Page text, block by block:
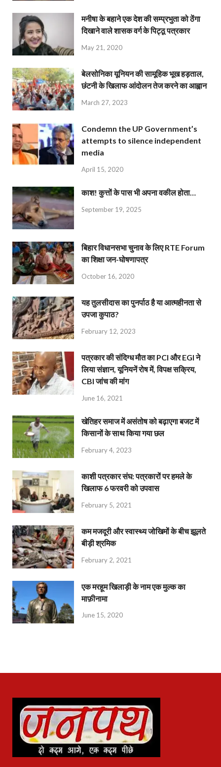
मनीषा के बहाने एक देश की सम्प्रभुता को ठेंगा
दिखाने वाले शासक वर्ग के पिट्ठू पत्रकार
May 21, 2020
बेलसोनिका यूनियन की सामूहिक भूख हड़ताल,
छंटनी के खिलाफ आंदोलन तेज करने का आह्वान
March 27, 2023
Condemn the UP Government’s
attempts to silence independent
media
April 15, 2020
काश! कुत्तों के पास भी अपना वकील होता…
September 19, 2025
बिहार विधानसभा चुनाव के लिए RTE Forum
का शिक्षा जन-घोषणापत्र
October 16, 2020
यह तुलसीदास का पुनर्पाठ है या आत्महीनता से
उपजा कुपाठ?
February 12, 2023
पत्रकार की संदिग्ध मौत का PCI और EGI ने
लिया संज्ञान, यूनियनें रोष में, विपक्ष सक्रिय,
CBI जांच की मांग
June 16, 2021
खेतिहर समाज में असंतोष को बढ़ाएगा बजट में
किसानों के साथ किया गया छल
February 4, 2023
काशी पत्रकार संघ: पत्रकारों पर हमले के
खिलाफ 6 फरवरी को उपवास
February 5, 2021
कम मजदूरी और स्वास्थ्य जोखिमों के बीच झूलते
बीड़ी श्रमिक
February 2, 2021
एक मरहूम खिलाड़ी के नाम एक मुल्क का
माफ़ीनामा
June 15, 2020